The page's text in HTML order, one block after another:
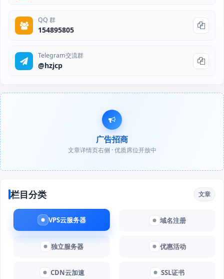
QQ 群
154895805
Telegram交流群
@hzjcp
广告招商
文章详情页右侧 · 优质席位开放中
栏目分类 文章
VPS云服务器 域名注册
独立服务器 优惠活动
CDN云加速 SSL证书